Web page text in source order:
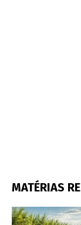
MATÉRIAS